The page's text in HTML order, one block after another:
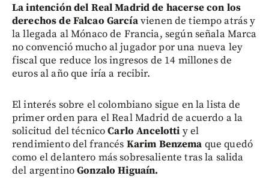
La intención del Real Madrid de hacerse con los
derechos de Falcao Garcíavienen de tiempo atrás y
la llegada al Mónaco de Francia, según señala Marca
no convenció mucho al jugador por una nueva ley
fiscal que reduce los ingresos de 14 millones de
euros al año que iría a recibir.
El interés sobre el colombiano sigue en la lista de
primer orden para el Real Madrid de acuerdo a la
solicitud del técnicoCarlo Ancelotti y el
rendimiento del francés Karim Benzema que quedó
como el delantero más sobresaliente tras la salida
del argentinoGonzalo Higuaín.